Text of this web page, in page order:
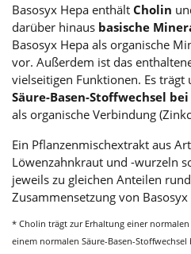
Basosyx Hepa enthält Cholin
darüber hinaus basische
Basosyx Hepa als organische
vor. Außerdem ist das
vielseitigen Funktionen. Es trägt
Säure-Basen-Stoffwechsel bei
als organische Verbindung
Ein Pflanzenmischextrakt aus
Löwenzahnkraut und -wurzeln
jeweils zu gleichen Anteilen
Zusammensetzung von Basosyx
* Cholin trägt zur Erhaltung einer
einem normalen Säure-Basen-Stoffwechsel